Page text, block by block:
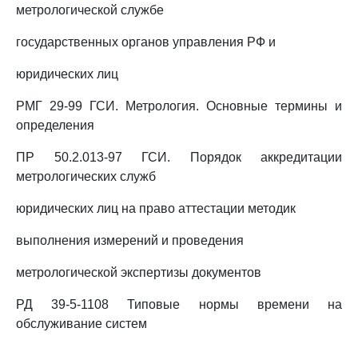
метрологической службе
государственных органов управления РФ и
юридических лиц
РМГ 29-99 ГСИ. Метрология. Основные термины и
определения
ПР 50.2.013-97 ГСИ. Порядок аккредитации
метрологических служб
юридических лиц на право аттестации методик
выполнения измерений и проведения
метрологической экспертизы документов
РД 39-5-1108 Типовые нормы времени на
обслуживание систем